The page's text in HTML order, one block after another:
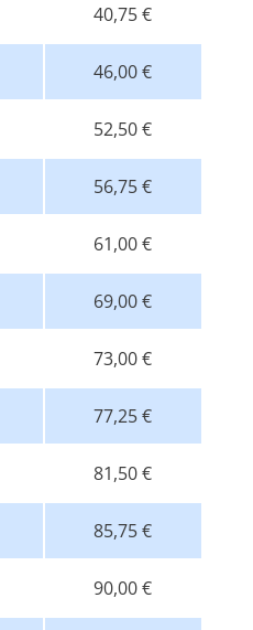
40,75 €
46,00 €
52,50 €
56,75 €
61,00 €
69,00 €
73,00 €
77,25 €
81,50 €
85,75 €
90,00 €